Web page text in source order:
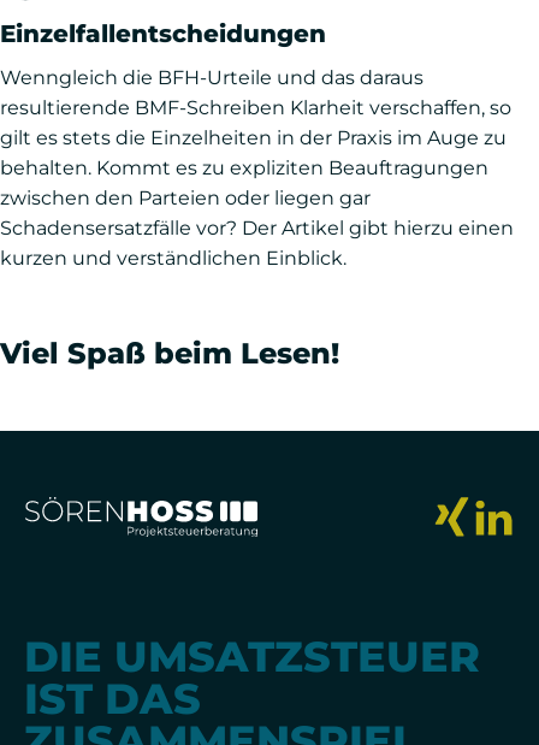
Einzelfallentscheidungen
Wenngleich die BFH-Urteile und das daraus
resultierende BMF-Schreiben Klarheit verschaffen, so
gilt es stets die Einzelheiten in der Praxis im Auge zu
behalten. Kommt es zu expliziten Beauftragungen
zwischen den Parteien oder liegen gar
Schadensersatzfälle vor? Der Artikel gibt hierzu einen
kurzen und verständlichen Einblick.
Viel Spaß beim Lesen!
DIE UMSATZSTEUER
IST DAS